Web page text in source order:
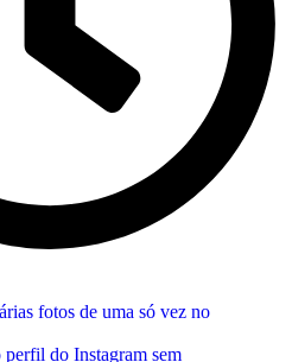
fotos de uma só vez no
do Instagram sem